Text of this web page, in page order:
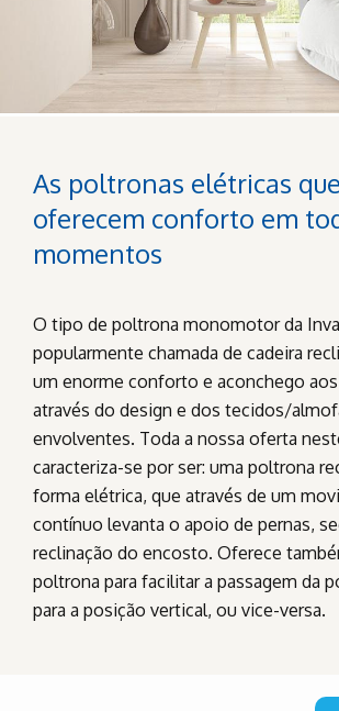
As poltronas elétricas que
oferecem conforto em
momentos
O tipo de poltrona monomotor da
popularmente chamada de cadeira
um enorme conforto e aconchego
através do design e dos tecidos/
envolventes. Toda a nossa oferta
caracteriza-se por ser: uma poltrona
forma elétrica, que através de um
contínuo levanta o apoio de pernas,
reclinação do encosto. Oferece
poltrona para facilitar a passagem da
para a posição vertical, ou vice-versa.